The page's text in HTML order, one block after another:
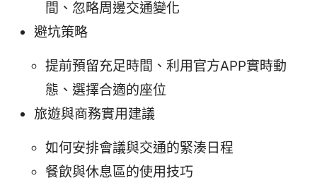
間、忽略周邊交通變化
避坑策略
提前預留充足時間、利用官方APP實時動
態、選擇合適的座位
旅遊與商務實用建議
如何安排會議與交通的緊湊日程
餐飲與休息區的使用技巧